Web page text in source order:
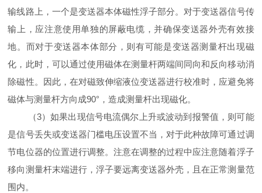
输线路上，一个是变送器本体磁性浮子部分。对于变送器信号传
输上，应注意使用单独的屏蔽电缆，并确保变送器外壳有效接
地。而对于变送器本体部分，则有可能是变送器测量杆出现磁
化，此时，可以通过使用磁体在测量杆两端间同向和反向移动消
除磁性。因此，在对磁致伸缩液位变送器进行校准时，应避免将
磁体与测量杆方向成90°，造成测量杆出现磁化。
（3）如果出现信号电流偶尔上升或波动到报警值，则可能
是信号丢失或变送器门槛电压设置不当，对于此种故障可通过调
节电位器的位置进行调整。注意在调整的过程中应注意随着浮子
移向测量杆末端进行，浮子要远离变送器外壳，且在正常测量范
围内。